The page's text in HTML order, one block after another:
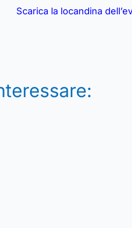
Scarica la locandina